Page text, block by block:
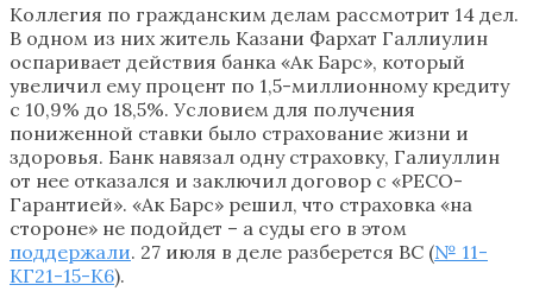
Коллегия по гражданским делам рассмотрит 14 дел.
В одном из них житель Казани Фархат Галлиулин
оспаривает действия банка «Ак Барс», который
увеличил ему процент по 1,5-миллионному кредиту
с 10,9% до 18,5%. Условием для получения
пониженной ставки было страхование жизни и
здоровья. Банк навязал одну страховку, Галиуллин
от нее отказался и заключил договор с «РЕСО-
Гарантией». «Ак Барс» решил, что страховка «на
стороне» не подойдет – а суды его в этом
поддержали. 27 июля в деле разберется ВС (№ 11-
КГ21-15-К6).